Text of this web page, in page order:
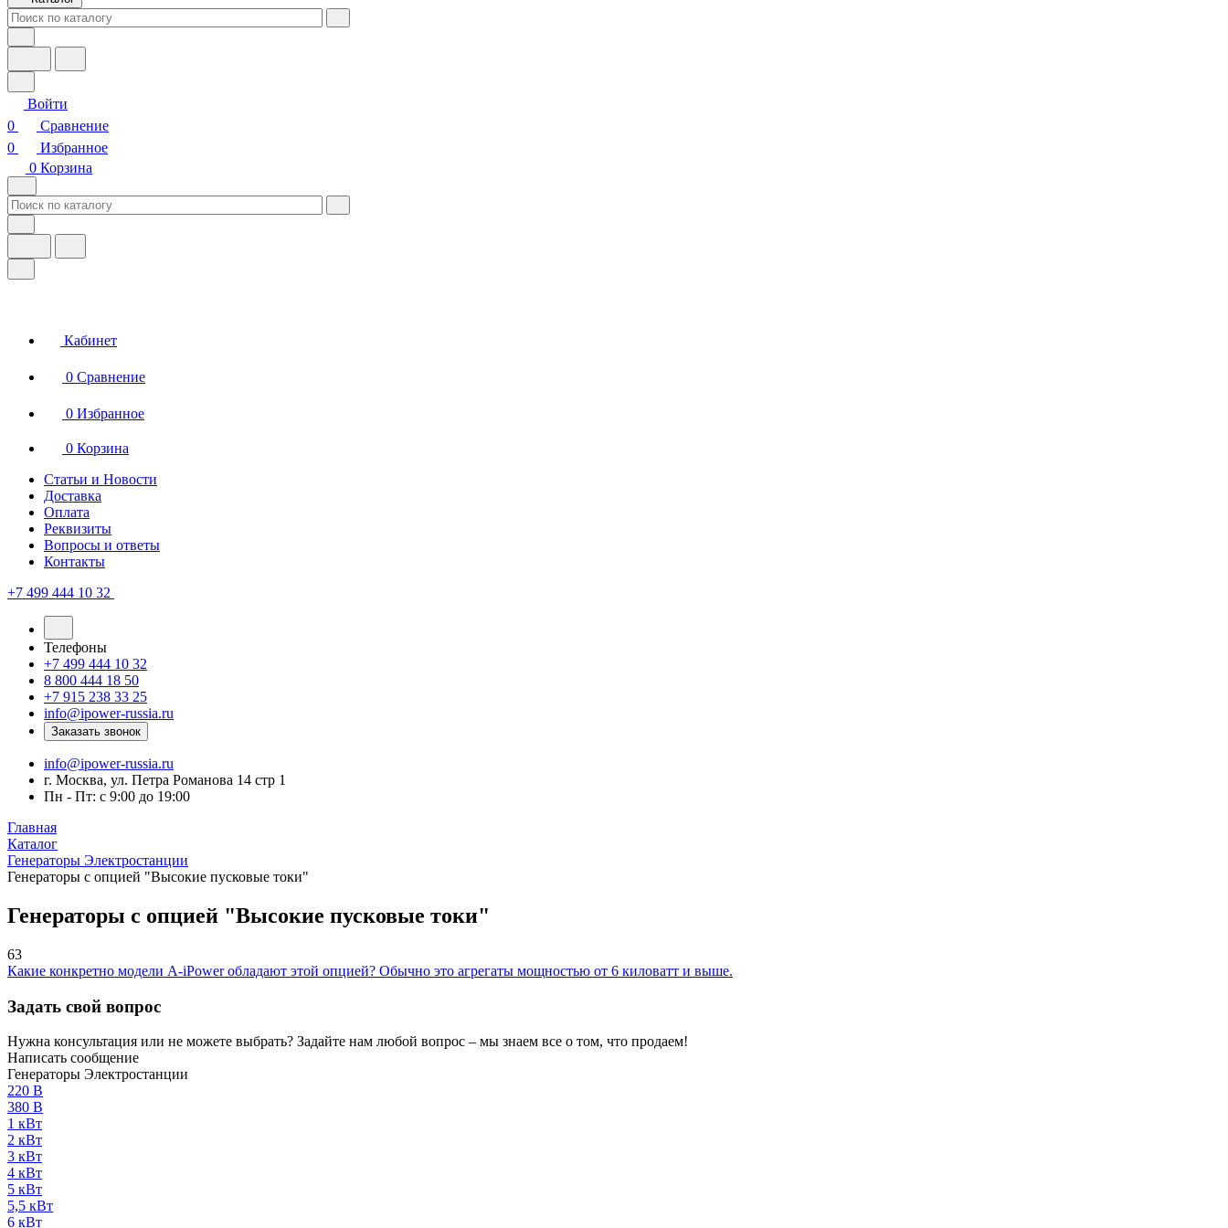
Войти
0
Сравнение
0
Избранное
0 Корзина
Кабинет
0 Сравнение
0 Избранное
0 Корзина
Статьи и Новости
Доставка
Оплата
Реквизиты
Вопросы и ответы
Контакты
+7 499 444 10 32
Телефоны
+7 499 444 10 32
8 800 444 18 50
+7 915 238 33 25
info@ipower-russia.ru
Заказать звонок
info@ipower-russia.ru
г. Москва, ул. Петра Романова 14 стр 1
Пн - Пт: с 9:00 до 19:00
Главная
Каталог
Генераторы Электростанции
Генераторы с опцией "Высокие пусковые токи"
Генераторы с опцией "Высокие пусковые токи"
63
Какие конкретно модели A-iPower обладают этой опцией? Обычно это агрегаты мощностью от 6 киловатт и выше.
Задать свой вопрос
Нужна консультация или не можете выбрать? Задайте нам любой вопрос – мы знаем все о том, что продаем!
Написать сообщение
Генераторы Электростанции
220 В
380 В
1 кВт
2 кВт
3 кВт
4 кВт
5 кВт
5,5 кВт
6 кВт